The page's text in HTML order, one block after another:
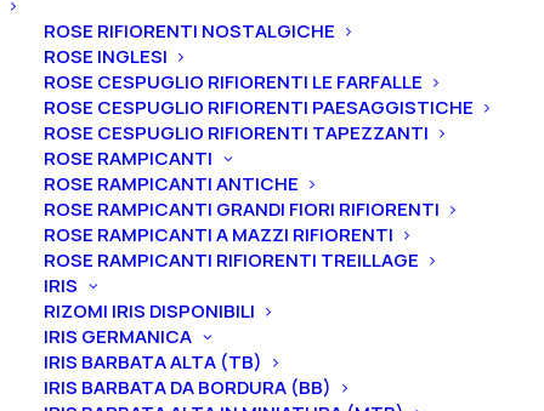
ROSE RIFIORENTI NOSTALGICHE
ROSE INGLESI
ROSE CESPUGLIO RIFIORENTI LE FARFALLE
ROSE CESPUGLIO RIFIORENTI PAESAGGISTICHE
ROSE CESPUGLIO RIFIORENTI TAPEZZANTI
ROSE RAMPICANTI
ROSE RAMPICANTI ANTICHE
ROSE RAMPICANTI GRANDI FIORI RIFIORENTI
ROSE RAMPICANTI A MAZZI RIFIORENTI
ROSE RAMPICANTI RIFIORENTI TREILLAGE
IRIS
RIZOMI IRIS DISPONIBILI
IRIS GERMANICA
IRIS BARBATA ALTA (TB)
IRIS BARBATA DA BORDURA (BB)
Albicocco “San Castrese”
18,00€
Maturazione: 20 Giugno
Autofertile
Sapore: molto dolce, leggermente acidulo
Buccia: giallo inteso sfumato
Polpa: arancio chiaro, consistente, spicca
Forma: medio grossa
Curiosità: varietà adatta alla preparazione di frutta